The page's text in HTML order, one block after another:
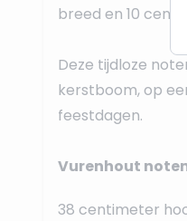
breed en 10
Deze tijdloze
kerstboom, op
feestdagen.
Vurenhout
38 centimeter